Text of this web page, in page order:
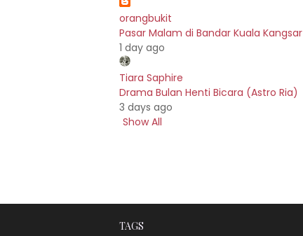
orangbukit
Pasar Malam di Bandar Kuala Kangsar
1 day ago
Tiara Saphire
Drama Bulan Henti Bicara (Astro Ria)
3 days ago
Show All
TAGS